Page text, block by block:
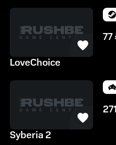
77
LoveChoice
271
Syberia 2